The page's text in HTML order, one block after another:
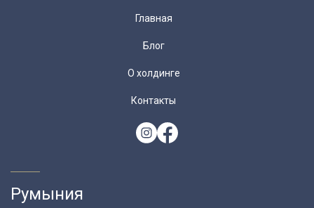
Главная
Блог
О холдинге
Контакты
Румыния